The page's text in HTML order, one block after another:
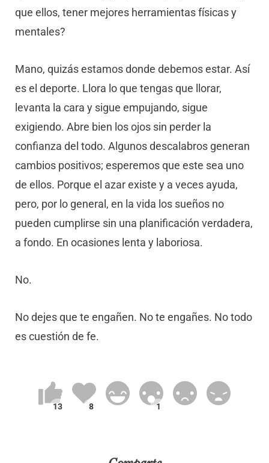
que ellos, tener mejores herramientas físicas y
mentales?
Mano, quizás estamos donde debemos estar. Así
es el deporte. Llora lo que tengas que llorar,
levanta la cara y sigue empujando, sigue
exigiendo. Abre bien los ojos sin perder la
confianza del todo. Algunos descalabros generan
cambios positivos; esperemos que este sea uno
de ellos. Porque el azar existe y a veces ayuda,
pero, por lo general, en la vida los sueños no
pueden cumplirse sin una planificación verdadera,
a fondo. En ocasiones lenta y laboriosa.
No.
No dejes que te engañen. No te engañes. No todo
es cuestión de fe.